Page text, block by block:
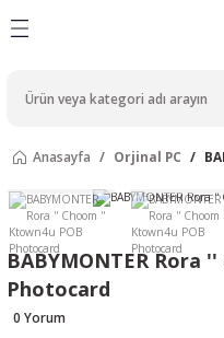
Anasayfa Orjinal PC
BABYMONTER Rora
Photocard
0 Yorum